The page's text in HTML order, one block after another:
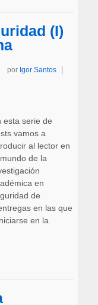
(I)
por Igor Santos
esta serie de
vamos a
al lector en
de la
en
de
en las que
en la